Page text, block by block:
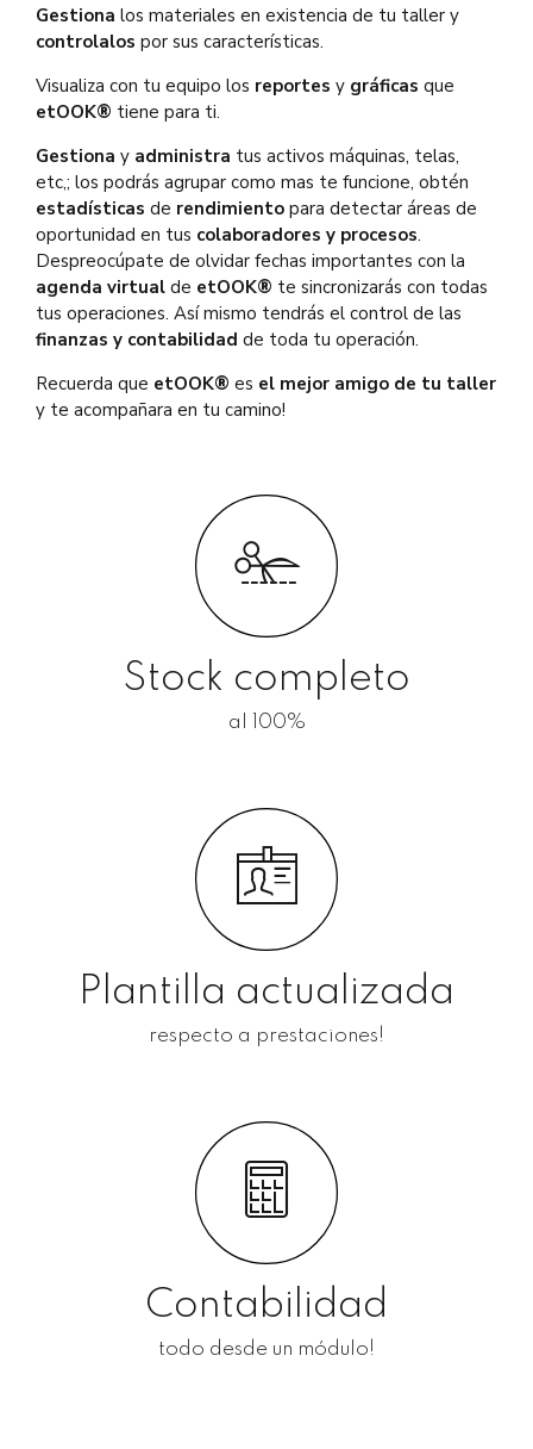
Gestiona los materiales en existencia de tu taller y
controlalos por sus características.
Visualiza con tu equipo los reportes y gráficas que
etOOK® tiene para ti.
Gestiona y administra tus activos máquinas, telas,
etc,; los podrás agrupar como mas te funcione, obtén
estadísticas de rendimiento para detectar áreas de
oportunidad en tus colaboradores y procesos.
Despreocúpate de olvidar fechas importantes con la
agenda virtual de etOOK® te sincronizarás con todas
tus operaciones. Así mismo tendrás el control de las
finanzas y contabilidad de toda tu operación.
Recuerda que etOOK® es el mejor amigo de tu taller
y te acompañara en tu camino!
Stock completo
al 100%
Plantilla actualizada
respecto a prestaciones!
Contabilidad
todo desde un módulo!